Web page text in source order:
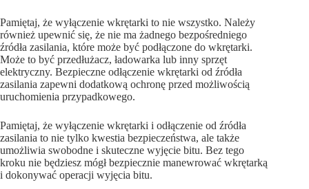
Pamiętaj, że wyłączenie wkrętarki to nie wszystko. Należy
również upewnić się, że nie ma żadnego bezpośredniego
źródła zasilania, które może być podłączone do wkrętarki.
Może to być przedłużacz, ładowarka lub inny sprzęt
elektryczny. Bezpieczne odłączenie wkrętarki od źródła
zasilania zapewni dodatkową ochronę przed możliwością
uruchomienia przypadkowego.
Pamiętaj, że wyłączenie wkrętarki i odłączenie od źródła
zasilania to nie tylko kwestia bezpieczeństwa, ale także
umożliwia swobodne i skuteczne wyjęcie bitu. Bez tego
kroku nie będziesz mógł bezpiecznie manewrować wkrętarką
i dokonywać operacji wyjęcia bitu.